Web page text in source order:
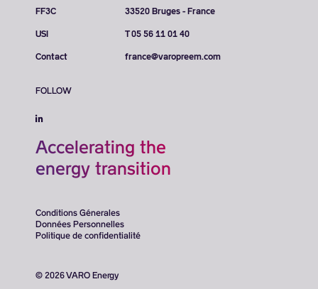
FF3C
USI
Contact
33520 Bruges - France
T 05 56 11 01 40
france@varopreem.com
FOLLOW
Accelerating the
energy transition
© 2026 VARO Energy
Conditions Génerales
Données Personnelles
Politique de confidentialité